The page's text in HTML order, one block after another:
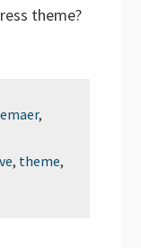
theme?
,
, theme,